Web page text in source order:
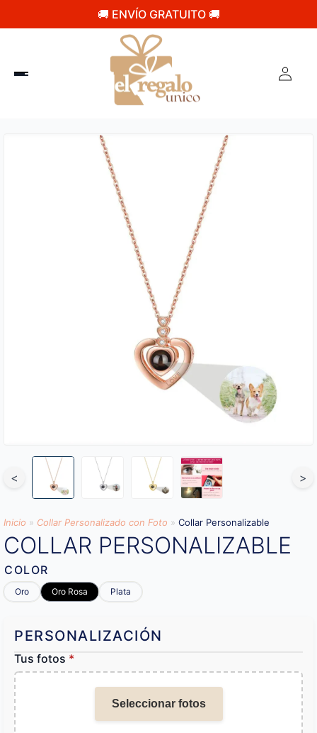
🚚 ENVÍO GRATUITO 🚚
< >
Inicio » Collar Personalizado con Foto » Collar Personalizable
COLLAR PERSONALIZABLE
COLOR
Oro Oro Rosa Plata
PERSONALIZACIÓN
Tus fotos *
Seleccionar fotos